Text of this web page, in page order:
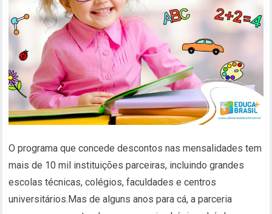
O programa que concede descontos nas mensalidades tem
mais de 10 mil instituições parceiras, incluindo grandes
escolas técnicas, colégios, faculdades e centros
universitários.Mas de alguns anos para cá, a parceria